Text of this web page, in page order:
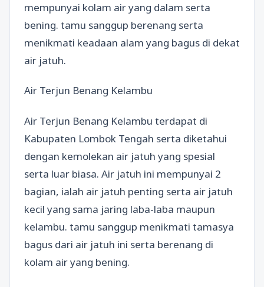
mempunyai kolam air yang dalam serta
bening. tamu sanggup berenang serta
menikmati keadaan alam yang bagus di dekat
air jatuh.
Air Terjun Benang Kelambu
Air Terjun Benang Kelambu terdapat di
Kabupaten Lombok Tengah serta diketahui
dengan kemolekan air jatuh yang spesial
serta luar biasa. Air jatuh ini mempunyai 2
bagian, ialah air jatuh penting serta air jatuh
kecil yang sama jaring laba-laba maupun
kelambu. tamu sanggup menikmati tamasya
bagus dari air jatuh ini serta berenang di
kolam air yang bening.